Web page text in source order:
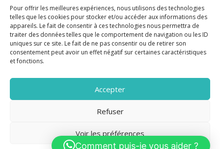
Pour offrir les meilleures expériences, nous utilisons des technologies
telles que les cookies pour stocker et/ou accéder aux informations des
appareils. Le fait de consentir à ces technologies nous permettra de
traiter des données telles que le comportement de navigation ou les ID
uniques sur ce site. Le fait de ne pas consentir ou de retirer son
consentement peut avoir un effet négatif sur certaines caractéristiques
et fonctions.
Accepter
Refuser
Voir les préférences
TERRASSE PARKING
350 000 €
2020-2023 Riviera Immo - Tous Droits réservés -Mentions Légales
Comment puis-je vous aider ?